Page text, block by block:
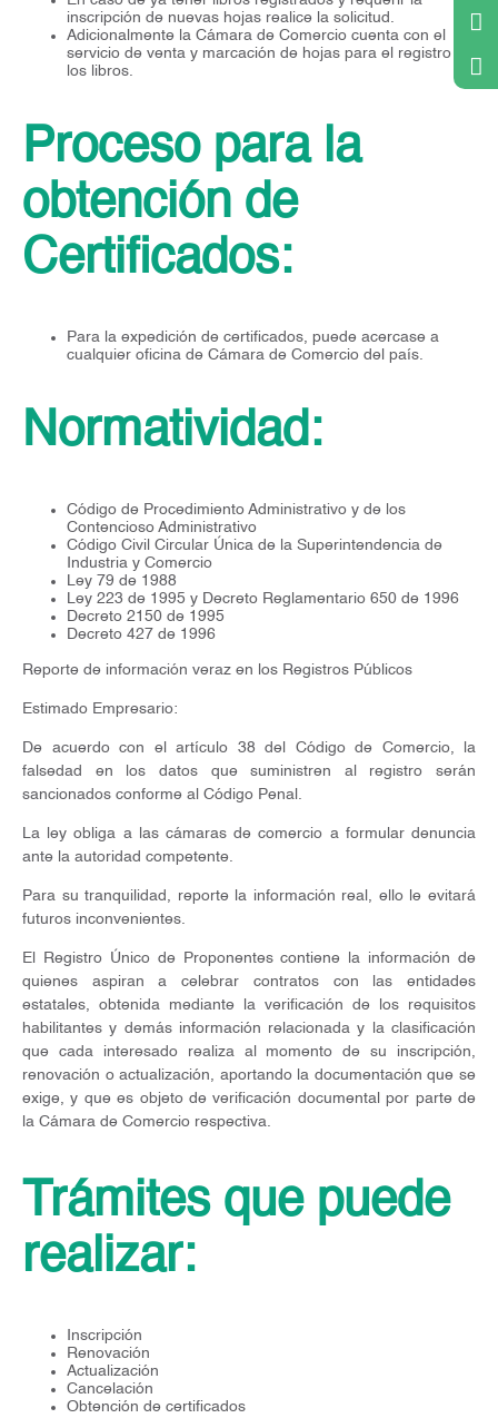
inscripción de nuevas hojas realice la solicitud.
Adicionalmente la Cámara de Comercio cuenta con el
servicio de venta y marcación de hojas para el registro de
los libros.
Proceso para la
obtención de
Certificados:
Para la expedición de certificados, puede acercase a
cualquier oficina de Cámara de Comercio del país.
Normatividad:
Código de Procedimiento Administrativo y de los
Contencioso Administrativo
Código Civil Circular Única de la Superintendencia de
Industria y Comercio
Ley 79 de 1988
Ley 223 de 1995 y Decreto Reglamentario 650 de 1996
Decreto 2150 de 1995
Decreto 427 de 1996
Reporte de información veraz en los Registros Públicos
Estimado Empresario:
De acuerdo con el artículo 38 del Código de Comercio, la
falsedad en los datos que suministren al registro serán
sancionados conforme al Código Penal.
La ley obliga a las cámaras de comercio a formular denuncia
ante la autoridad competente.
Para su tranquilidad, reporte la información real, ello le evitará
futuros inconvenientes.
El Registro Único de Proponentes contiene la información de
quienes aspiran a celebrar contratos con las entidades
estatales, obtenida mediante la verificación de los requisitos
habilitantes y demás información relacionada y la clasificación
que cada interesado realiza al momento de su inscripción,
renovación o actualización, aportando la documentación que se
exige, y que es objeto de verificación documental por parte de
la Cámara de Comercio respectiva.
Trámites que puede
realizar:
Inscripción
Renovación
Actualización
Cancelación
Obtención de certificados